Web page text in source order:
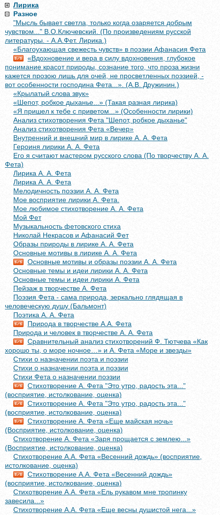
Лирика
Разное
"Мысль бывает светла, только когда озаряется добрым
чувством..." В.О.Ключевский. (По произведениям русской
литературы. - А.А.Фет. Лирика.)
«Благоухающая свежесть чувств» в поэзии Афанасия Фета
«Вдохновение и вера в силу вдохновения, глубокое
понимание красот природы, сознание того, что проза жизни
кажется прозою лишь для очей, не просветленных поэзией, -
вот особенности господина Фета...». (А.В. Дружинин.)
«Крылатый слова звук»
«Шепот, робкое дыханье...» (Такая разная лирика)
«Я пришел к тебе с приветом...» (Особенности лирики)
Анализ стихотворения Фета "Шепот, робкое дыханье"
Анализ стихотворения Фета «Вечер»
Внутренний и внешний мир в лирике А. А. Фета
Героиня лирики А. А. Фета
Его я считают мастером русского слова (По творчеству А. А.
Фета)
Лирика А. А. Фета
Лирика А. А. Фета
Мелодичность поэзии А. А. Фета
Мое восприятие лирики А. Фета.
Мое любимое стихотворение А. А. Фета
Мой Фет
Музыкальность фетовского стиха
Николай Некрасов и Афанасий Фет
Образы природы в лирике А. А. Фета
Основные мотивы в лирике А. А. Фета
Основные мотивы и образы поэзии А. А. Фета
Основные темы и идеи лирики А. А. Фета
Основные темы и идеи лирики А. Фета
Пейзаж в творчестве А. Фета
Поэзия Фета - сама природа, зеркально глядящая в
человеческую душу (Бальмонт)
Поэтика А. А. Фета
Природа в творчестве А.А. Фета
Природа и человек в творчестве А. А. Фета
Сравнительный анализ стихотворений Ф. Тютчева «Как
хорошо ты, о море ночное…» и А. Фета «Море и звезды»
Стихи о назначении поэта и поэзии
Стихи о назначении поэта и поэзии
Стихи Фета о назначении поэзии
Стихотворение А. Фета "Это утро, радость эта..."
(восприятие, истолкование, оценка)
Стихотворение А. Фета "Это утро, радость эта..."
(восприятие, истолкование, оценка)
Стихотворение А. Фета «Еще майская ночь»
(Восприятие, истолкование, оценка)
Стихотворение А. Фета «Заря прощается с землею...»
(Восприятие, истолкование, оценка)
Стихотворение А.А. Фета «Весенний дождь» (восприятие,
истолкование, оценка)
Стихотворение А.А. Фета «Весенний дождь»
(восприятие, истолкование, оценка)
Стихотворение А.А. Фета «Ель рукавом мне тропинку
завесила...»
Стихотворение А.А. Фета «Еще весны душистой нега...»